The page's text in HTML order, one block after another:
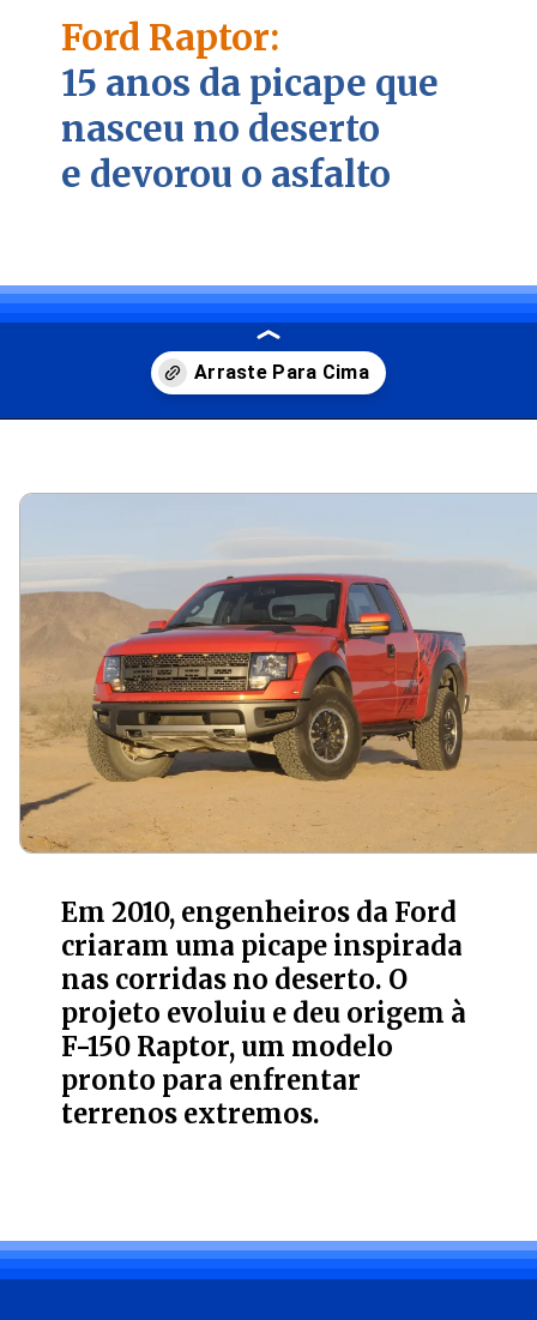
Ford Raptor:
15 anos da picape que
nasceu no deserto
e devorou o asfalto
Em 2010, engenheiros da Ford
criaram uma picape inspirada
nas corridas no deserto. O
projeto evoluiu e deu origem à
F-150 Raptor, um modelo
pronto para enfrentar
terrenos extremos.